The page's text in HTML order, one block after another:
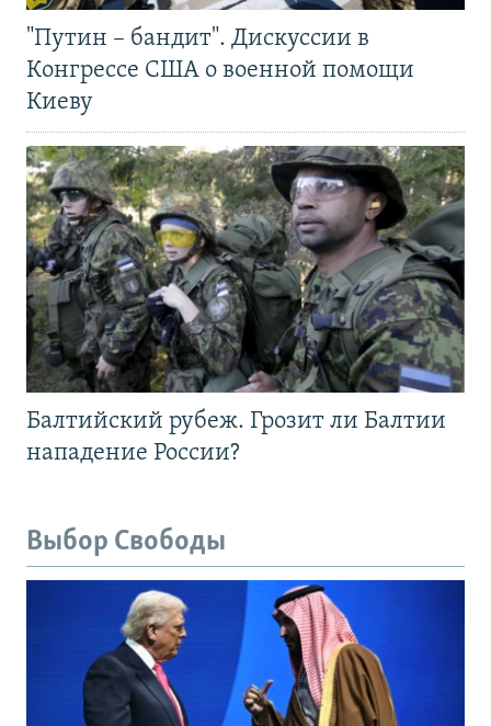
"Путин – бандит". Дискуссии в
Конгрессе США о военной помощи
Киеву
Балтийский рубеж. Грозит ли Балтии
нападение России?
Выбор Свободы